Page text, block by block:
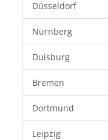
Düsseldorf
Nürnberg
Duisburg
Bremen
Dortmund
Leipzig